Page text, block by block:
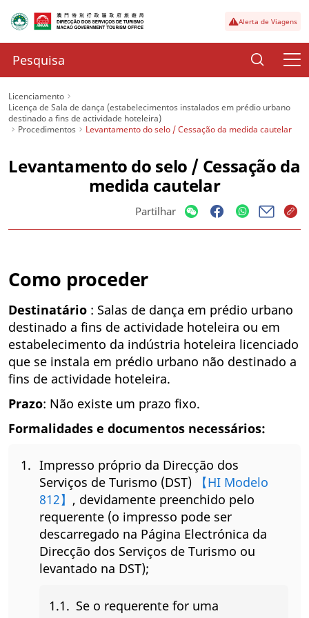
Alerta de Viagens
Licenciamento
Licença de Sala de dança (estabelecimentos instalados em prédio urbano
destinado a fins de actividade hoteleira)
Procedimentos
Levantamento do selo / Cessação da medida cautelar
Levantamento do selo / Cessação da
medida cautelar
Partilhar
Como proceder
Destinatário : Salas de dança em prédio urbano
destinado a fins de actividade hoteleira ou em
estabelecimento da indústria hoteleira licenciado
que se instala em prédio urbano não destinado a
fins de actividade hoteleira.
Prazo: Não existe um prazo fixo.
Formalidades e documentos necessários:
Impresso próprio da Direcção dos
Serviços de Turismo (DST)
【HI Modelo
812】 , devidamente preenchido pelo
requerente (o impresso pode ser
descarregado na Página Electrónica da
Direcção dos Serviços de Turismo ou
levantado na DST);
Se o requerente for uma